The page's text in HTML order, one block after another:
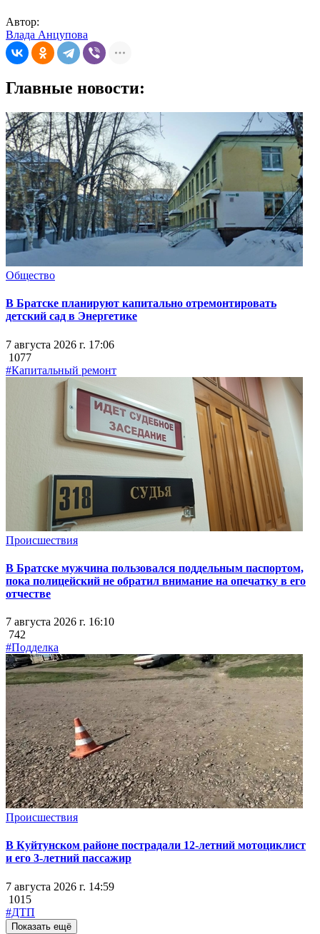
Автор:
Влада Анцупова
Главные новости:
Общество
В Братске планируют капитально отремонтировать
детский сад в Энергетике
7 августа 2026 г. 17:06
1077
#Капитальный ремонт
Происшествия
В Братске мужчина пользовался поддельным паспортом,
пока полицейский не обратил внимание на опечатку в его
отчестве
7 августа 2026 г. 16:10
742
#Подделка
Происшествия
В Куйтунском районе пострадали 12-летний мотоциклист
и его 3-летний пассажир
7 августа 2026 г. 14:59
1015
#ДТП
Показать ещё